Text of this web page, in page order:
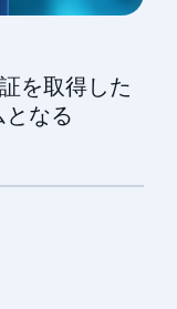
を取得した
なる